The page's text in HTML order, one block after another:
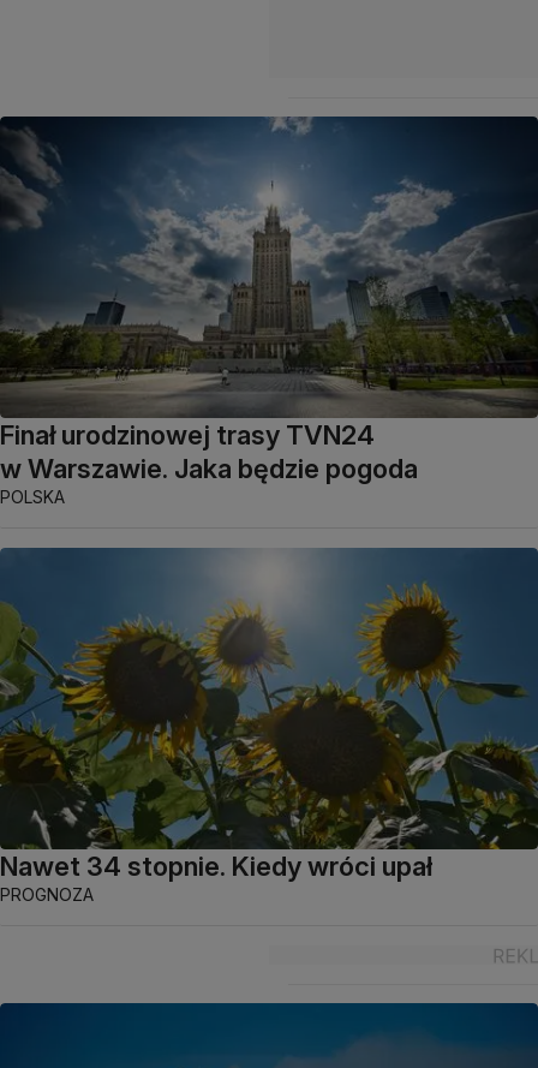
Finał urodzinowej trasy TVN24
w Warszawie. Jaka będzie pogoda
POLSKA
Nawet 34 stopnie. Kiedy wróci upał
PROGNOZA